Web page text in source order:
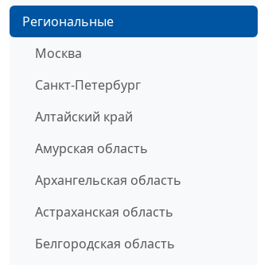
Региональные
Москва
Санкт-Петербург
Алтайский край
Амурская область
Архангельская область
Астраханская область
Белгородская область